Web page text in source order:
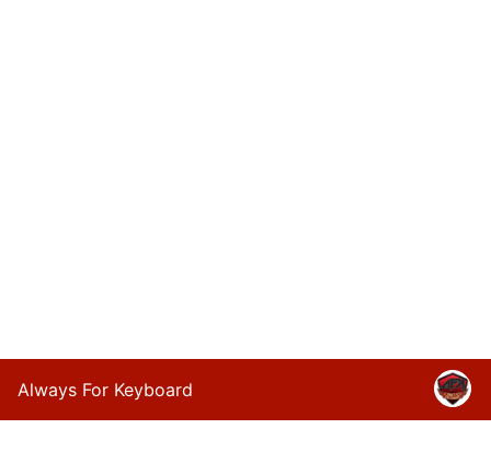
Always For Keyboard